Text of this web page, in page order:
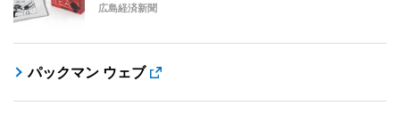
広島経済新聞
パックマン ウェブ